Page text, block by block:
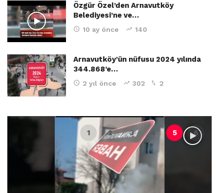
Özgür Özel’den Arnavutköy
Belediyesi’ne ve…
10 ay önce 140
Arnavutköy’ün nüfusu 2024 yılında
344.868’e…
2 yıl önce 302 2